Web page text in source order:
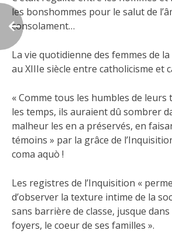
les bonshommes pour le salut de
consolament…
La vie quotidienne des femmes de
au XIIIe siècle entre catholicisme et
« Comme tous les humbles de leurs
les temps, ils auraient dû sombrer
malheur les en a préservés, en
témoins » par la grâce de
coma aquò !
Les registres de l’Inquisition «
d’observer la texture intime de la
sans barrière de classe, jusque dans
foyers, le coeur de ses familles ».